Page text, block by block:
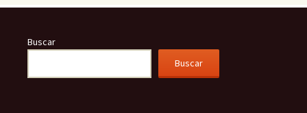
Buscar
Buscar